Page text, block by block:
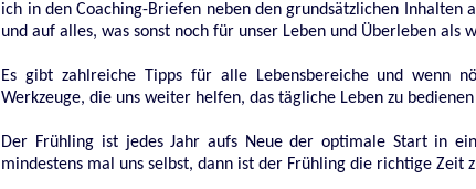
ich in den Coaching-Briefen neben den grundsätzlichen Inhalten
und auf alles, was sonst noch für unser Leben und Überleben als
Es gibt zahlreiche Tipps für alle Lebensbereiche und wenn
Werkzeuge, die uns weiter helfen, das tägliche Leben zu
Der Frühling ist jedes Jahr aufs Neue der optimale Start in
mindestens mal uns selbst, dann ist der Frühling die richtige Zeit